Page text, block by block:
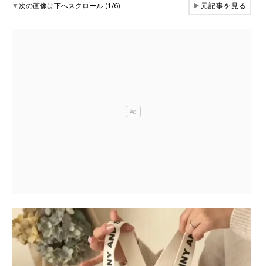
▼次の画像は下へスクロール (1/6) ▶元記事を見る